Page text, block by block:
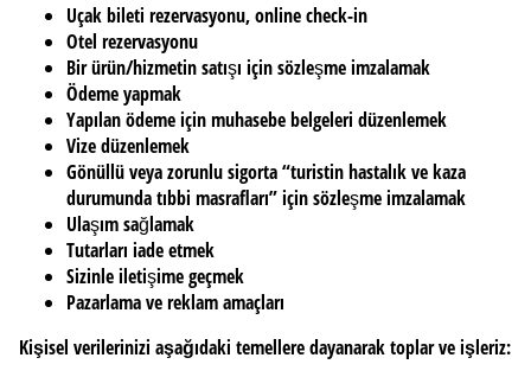
Uçak bileti rezervasyonu, online check-in
Otel rezervasyonu
Bir ürün/hizmetin satışı için sözleşme imzalamak
Ödeme yapmak
Yapılan ödeme için muhasebe belgeleri düzenlemek
Vize düzenlemek
Gönüllü veya zorunlu sigorta “turistin hastalık ve kaza
durumunda tıbbi masrafları” için sözleşme imzalamak
Ulaşım sağlamak
Tutarları iade etmek
Sizinle iletişime geçmek
Pazarlama ve reklam amaçları
Kişisel verilerinizi aşağıdaki temellere dayanarak toplar ve işleriz: